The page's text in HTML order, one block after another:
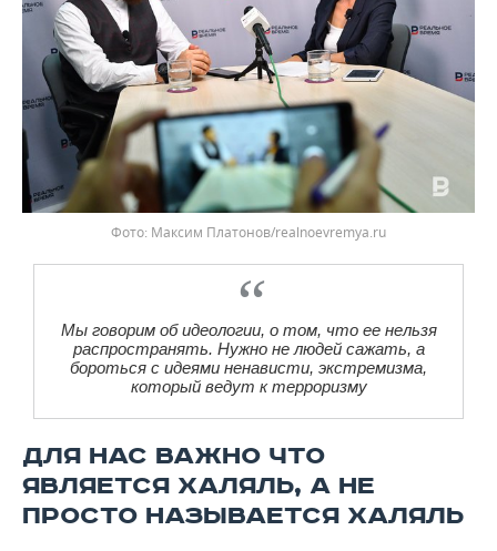
Максим Платонов/realnoevremya.ru
Мы говорим об идеологии, о том, что ее нельзя
распространять. Нужно не людей сажать, а
бороться с идеями ненависти, экстремизма,
который ведут к терроризму
ДЛЯ НАС ВАЖНО ЧТО
ЯВЛЯЕТСЯ ХАЛЯЛЬ, А НЕ
ПРОСТО НАЗЫВАЕТСЯ ХАЛЯЛЬ